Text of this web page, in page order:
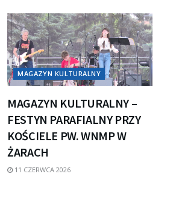
MAGAZYN KULTURALNY
MAGAZYN KULTURALNY –
FESTYN PARAFIALNY PRZY
KOŚCIELE PW. WNMP W
ŻARACH
11 CZERWCA 2026